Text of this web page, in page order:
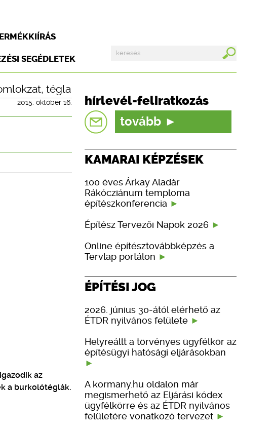
SEGÉDLETEK
, tégla
2015. október 16.
az
a burkolótéglák.
hírlevél-feliratkozás
tovább
KAMARAI KÉPZÉSEK
100 éves Árkay Aladár
Rákócziánum temploma
építészkonferencia
Építész Tervezői Napok 2026
Online építésztovábbképzés a
Tervlap portálon
ÉPÍTÉSI JOG
2026. június 30-ától elérhető az
ÉTDR nyilvános felülete
Helyreállt a törvényes ügyfélkör az
építésügyi hatósági eljárásokban
A kormany.hu oldalon már
megismerhető az Eljárási kódex
ügyfélkörre és az ÉTDR nyilvános
felületére vonatkozó tervezet